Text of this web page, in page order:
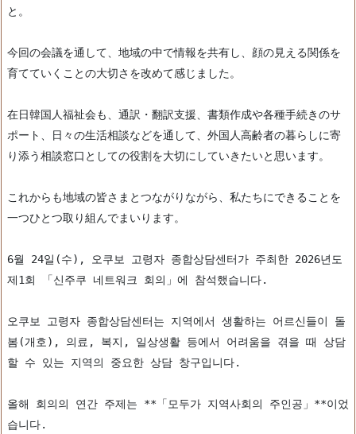
と。
今回の会議を通して、地域の中で情報を共有し、顔の見える関係を
育てていくことの大切さを改めて感じました。
在日韓国人福祉会も、通訳・翻訳支援、書類作成や各種手続きのサ
ポート、日々の生活相談などを通して、外国人高齢者の暮らしに寄
り添う相談窓口としての役割を大切にしていきたいと思います。
これからも地域の皆さまとつながりながら、私たちにできることを
一つひとつ取り組んでまいります。
6월 24일(수), 오쿠보 고령자 종합상담센터가 주최한 2026년도
제1회 「신주쿠 네트워크 회의」에 참석했습니다.
오쿠보 고령자 종합상담센터는 지역에서 생활하는 어르신들이 돌
봄(개호), 의료, 복지, 일상생활 등에서 어려움을 겪을 때 상담
할 수 있는 지역의 중요한 상담 창구입니다.
올해 회의의 연간 주제는 **「모두가 지역사회의 주인공」**이었
습니다.